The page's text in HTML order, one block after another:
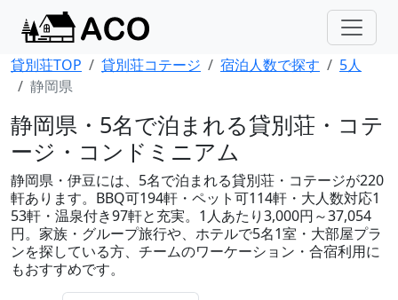
貸別荘TOP 貸別荘コテージ 宿泊人数で探す
5人
静岡県
静岡県・5名で泊まれる貸別荘・コテ
ージ・コンドミニアム
静岡県・伊豆には、5名で泊まれる貸別荘・コテージが220
軒あります。BBQ可194軒・ペット可114軒・大人数対応1
53軒・温泉付き97軒と充実。1人あたり3,000円～37,054
円。家族・グループ旅行や、ホテルで5名1室・大部屋プラ
ンを探している方、チームのワーケーション・合宿利用に
もおすすめです。